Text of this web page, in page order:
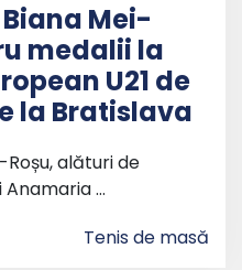
Mei-
medalii la
U21 de
la Bratislava
Roșu, alături de
Anamaria …
Tenis de masă